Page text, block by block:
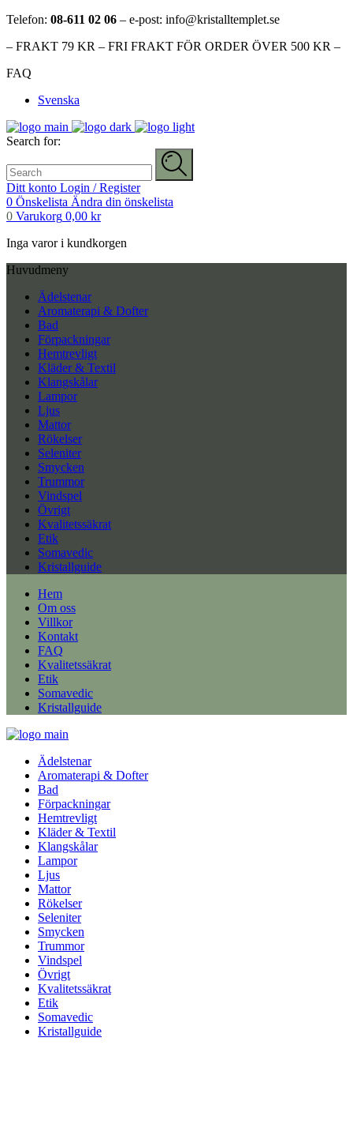
Telefon: 08-611 02 06 – e-post: info@kristalltemplet.se
– FRAKT 79 KR – FRI FRAKT FÖR ORDER ÖVER 500 KR –
FAQ
Svenska
Search for:
Ditt konto Login / Register
0 Önskelista Ändra din önskelista
0 Varukorg 0,00 kr
Inga varor i kundkorgen
Huvudmeny
Ädelstenar
Aromaterapi & Dofter
Bad
Förpackningar
Hemtrevligt
Kläder & Textil
Klangskålar
Lampor
Ljus
Mattor
Rökelser
Seleniter
Smycken
Trummor
Vindspel
Övrigt
Kvalitetssäkrat
Etik
Somavedic
Kristallguide
Hem
Om oss
Villkor
Kontakt
FAQ
Kvalitetssäkrat
Etik
Somavedic
Kristallguide
Ädelstenar
Aromaterapi & Dofter
Bad
Förpackningar
Hemtrevligt
Kläder & Textil
Klangskålar
Lampor
Ljus
Mattor
Rökelser
Seleniter
Smycken
Trummor
Vindspel
Övrigt
Kvalitetssäkrat
Etik
Somavedic
Kristallguide